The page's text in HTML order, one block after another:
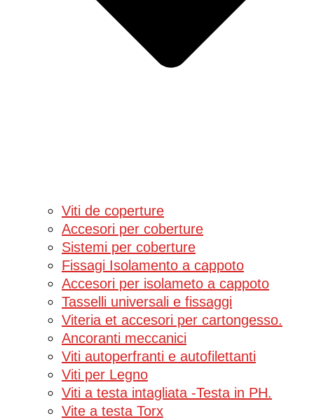
Viti de coperture
Accesori per coberture
Sistemi per coberture
Fissagi Isolamento a cappoto
Accesori per isolameto a cappoto
Tasselli universali e fissaggi
Viteria et accesori per cartongesso.
Ancoranti meccanici
Viti autoperfranti e autofilettanti
Viti per Legno
Viti a testa intagliata -Testa in PH.
Vite a testa Torx